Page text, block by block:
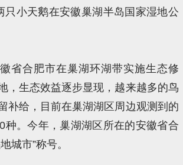
只小天鹅在安徽巢湖半岛国家湿地公
省合肥市在巢湖环湖带实施生态修
，生态效益逐步显现，越来越多的鸟
补给，目前在巢湖湖区周边观测到的
种。今年，巢湖湖区所在的安徽省合
城市”称号。